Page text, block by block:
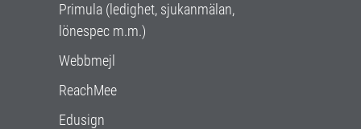
Primula (ledighet, sjukanmälan,
lönespec m.m.)
Webbmejl
ReachMee
Edusign